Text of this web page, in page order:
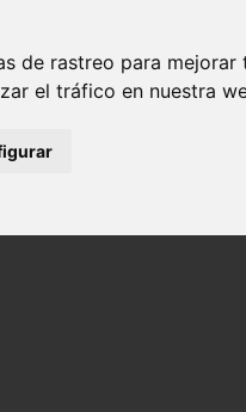
de rastreo para
el tráfico en nuestra